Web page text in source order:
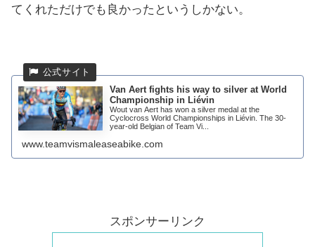
てくれただけでも良かったというしかない。
Van Aert fights his way to silver at World
Championship in Liévin
Wout van Aert has won a silver medal at the
Cyclocross World Championships in Liévin. The 30-
year-old Belgian of Team Vi...
www.teamvismaleaseabike.com
スポンサーリンク